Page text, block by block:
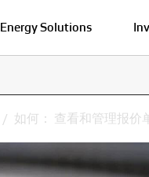
Energy Solutions
如何： 查看和管理报价